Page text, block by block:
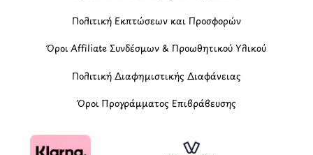
Πολιτική Εκπτώσεων και Προσφορών
Όροι Affiliate Συνδέσμων & Προωθητικού Υλικού
Πολιτική Διαφημιστικής Διαφάνειας
Όροι Προγράμματος Επιβράβευσης